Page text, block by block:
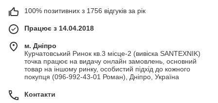
100% позитивних з 1756 відгуків за рік
Працює з 14.04.2018
м. Дніпро
Курчатовський Ринок кв.3 місце-2 (вивіска SANTEXNIK)
точка працює на видачу онлайн замовлень, основний
товар на іншому ринку, особистий підхід до кожного
покупця (096-992-43-01 Роман), Дніпро, Україна
Контакти